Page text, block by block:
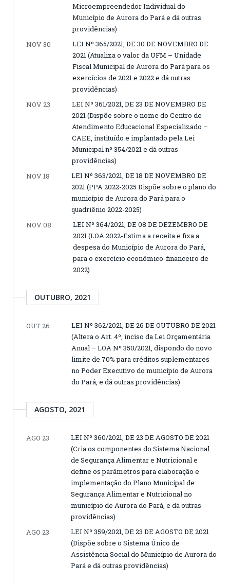
Microempreendedor Individual do
Município de Aurora do Pará e dá outras
providências)
NOV 30
LEI Nº 365/2021, DE 30 DE NOVEMBRO DE
2021 (Atualiza o valor da UFM – Unidade
Fiscal Municipal de Aurora do Pará para os
exercícios de 2021 e 2022 e dá outras
providências)
NOV 23
LEI Nº 361/2021, DE 23 DE NOVEMBRO DE
2021 (Dispõe sobre o nome do Centro de
Atendimento Educacional Especializado –
CAEE, instituído e implantado pela Lei
Municipal nº 354/2021 e dá outras
providências)
NOV 18
LEI Nº 363/2021, DE 18 DE NOVEMBRO DE
2021 (PPA 2022-2025 Dispõe sobre o plano do
município de Aurora do Pará para o
quadriênio 2022-2025)
NOV 08
LEI Nº 364/2021, DE 08 DE DEZEMBRO DE
2021 (LOA 2022-Estima a receita e fixa a
despesa do Município de Aurora do Pará,
para o exercício econômico-financeiro de
2022)
OUTUBRO, 2021
OUT 26
LEI Nº 362/2021, DE 26 DE OUTUBRO DE 2021
(Altera o Art. 4º, inciso da Lei Orçamentária
Anual – LOA Nº 350/2021, dispondo do novo
limite de 70% para créditos suplementares
no Poder Executivo do município de Aurora
do Pará, e dá outras providências)
AGOSTO, 2021
AGO 23
LEI Nº 360/2021, DE 23 DE AGOSTO DE 2021
(Cria os componentes do Sistema Nacional
de Segurança Alimentar e Nutricional e
define os parâmetros para elaboração e
implementação do Plano Municipal de
Segurança Alimentar e Nutricional no
município de Aurora do Pará, e dá outras
providências)
AGO 23
LEI Nº 359/2021, DE 23 DE AGOSTO DE 2021
(Dispõe sobre o Sistema Único de
Assistência Social do Município de Aurora do
Pará e dá outras providências)